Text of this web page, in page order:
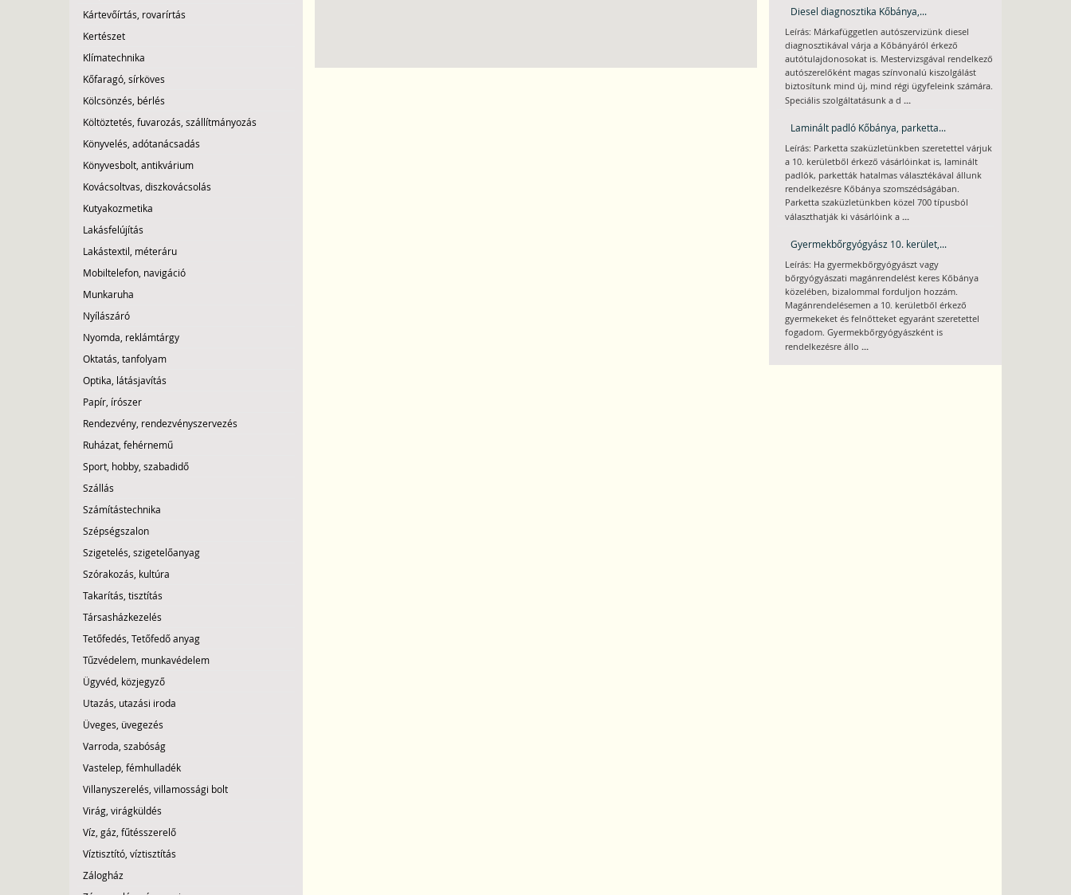
Kártevőírtás, rovarírtás
Kertészet
Klímatechnika
Kőfaragó, sírköves
Kölcsönzés, bérlés
Költöztetés, fuvarozás, szállítmányozás
Könyvelés, adótanácsadás
Könyvesbolt, antikvárium
Kovácsoltvas, diszkovácsolás
Kutyakozmetika
Lakásfelújítás
Lakástextil, méteráru
Mobiltelefon, navigáció
Munkaruha
Nyílászáró
Nyomda, reklámtárgy
Oktatás, tanfolyam
Optika, látásjavítás
Papír, írószer
Rendezvény, rendezvényszervezés
Ruházat, fehérnemű
Sport, hobby, szabadidő
Szállás
Számítástechnika
Szépségszalon
Szigetelés, szigetelőanyag
Szórakozás, kultúra
Takarítás, tisztítás
Társasházkezelés
Tetőfedés, Tetőfedő anyag
Tűzvédelem, munkavédelem
Ügyvéd, közjegyző
Utazás, utazási iroda
Üveges, üvegezés
Varroda, szabóság
Vastelep, fémhulladék
Villanyszerelés, villamossági bolt
Virág, virágküldés
Víz, gáz, fűtésszerelő
Víztisztító, víztisztítás
Zálogház
Diesel diagnosztika Kőbánya,...
Leírás: Márkafüggetlen autószervizünk diesel
diagnosztikával várja a Kőbányáról érkező
autótulajdonosokat is. Mestervizsgával rendelkező
autószerelőként magas színvonalú kiszolgálást
biztosítunk mind új, mind régi ügyfeleink számára.
Speciális szolgáltatásunk a d ...
Laminált padló Kőbánya, parketta...
Leírás: Parketta szaküzletünkben szeretettel várjuk
a 10. kerületből érkező vásárlóinkat is, laminált
padlók, parketták hatalmas választékával állunk
rendelkezésre Kőbánya szomszédságában.
Parketta szaküzletünkben közel 700 típusból
választhatják ki vásárlóink a ...
Gyermekbőrgyógyász 10. kerület,...
Leírás: Ha gyermekbőrgyógyászt vagy
bőrgyógyászati magánrendelést keres Kőbánya
közelében, bizalommal forduljon hozzám.
Magánrendelésemen a 10. kerületből érkező
gyermekeket és felnőtteket egyaránt szeretettel
fogadom. Gyermekbőrgyógyászként is
rendelkezésre állo ...